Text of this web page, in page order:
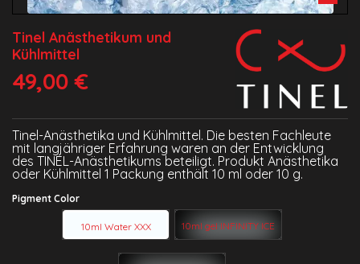
Tinel Anästhetikum und
Kühlmittel
49,00 €
Tinel-Anästhetika und Kühlmittel. Die besten Fachleute
mit langjähriger Erfahrung waren an der Entwicklung
des TINEL-Anästhetikums beteiligt. Produkt Anästhetika
oder Kühlmittel 1 Packung enthält 10 ml oder 10 g.
Pigment Color
10ml Water XXX 10ml gel INFINITY ICE